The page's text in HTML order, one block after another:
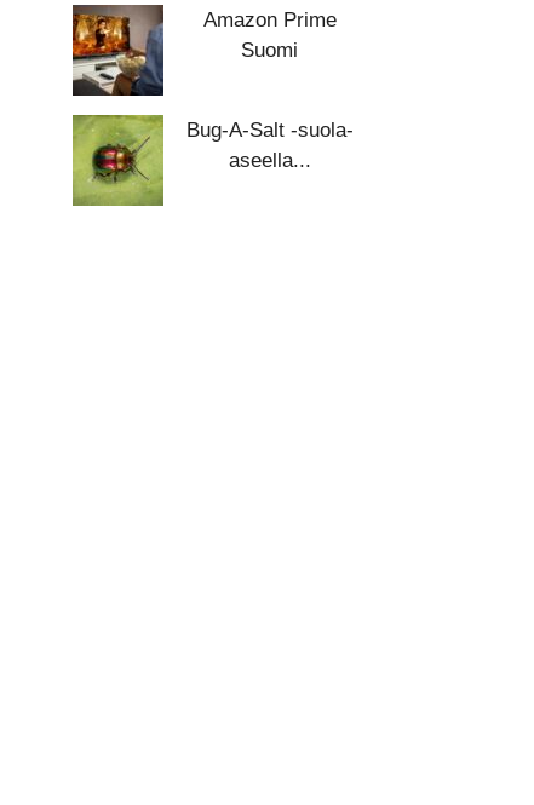
Amazon Prime
Suomi
Bug-A-Salt -suola-
aseella...